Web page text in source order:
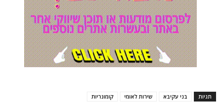
תגיות בני עקיבא שירות לאומי קומונריות